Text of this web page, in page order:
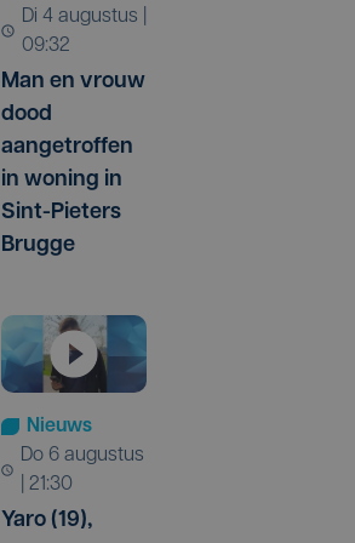
di 4 augustus |
09:32
Man en vrouw
dood
aangetroffen
in woning in
Sint-Pieters
Brugge
Nieuws
do 6 augustus
| 21:30
Yaro (19),